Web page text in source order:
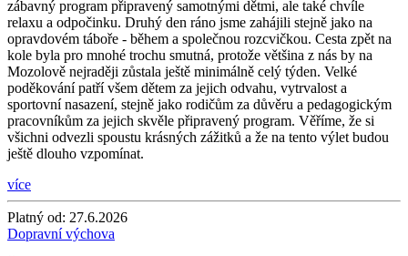
zábavný program připravený samotnými dětmi, ale také chvíle
relaxu a odpočinku. Druhý den ráno jsme zahájili stejně jako na
opravdovém táboře - během a společnou rozcvičkou. Cesta zpět na
kole byla pro mnohé trochu smutná, protože většina z nás by na
Mozolově nejraději zůstala ještě minimálně celý týden. Velké
poděkování patří všem dětem za jejich odvahu, vytrvalost a
sportovní nasazení, stejně jako rodičům za důvěru a pedagogickým
pracovníkům za jejich skvěle připravený program. Věříme, že si
všichni odvezli spoustu krásných zážitků a že na tento výlet budou
ještě dlouho vzpomínat.
více
Platný od: 27.6.2026
Dopravní výchova